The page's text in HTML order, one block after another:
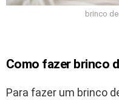
brinco
Como fazer brinco
Para fazer um brinco